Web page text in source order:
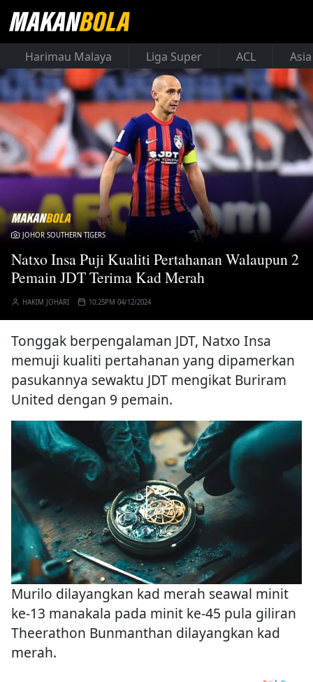
Harimau Malaya Liga Super ACL
JOHOR SOUTHERN TIGERS
Natxo Insa Puji Kualiti Pertahanan Walaupun 2
Pemain JDT Terima Kad Merah
HAKIM JOHARI 10:25PM 04/12/2024
Tonggak berpengalaman JDT, Natxo Insa
memuji kualiti pertahanan yang dipamerkan
pasukannya sewaktu JDT mengikat Buriram
United dengan 9 pemain.
Murilo dilayangkan kad merah seawal minit
ke-13 manakala pada minit ke-45 pula giliran
Theerathon Bunmanthan dilayangkan kad
merah.